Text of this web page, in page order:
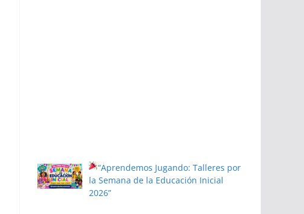
“Aprendemos Jugando: Talleres por
la Semana de la Educación Inicial
2026”